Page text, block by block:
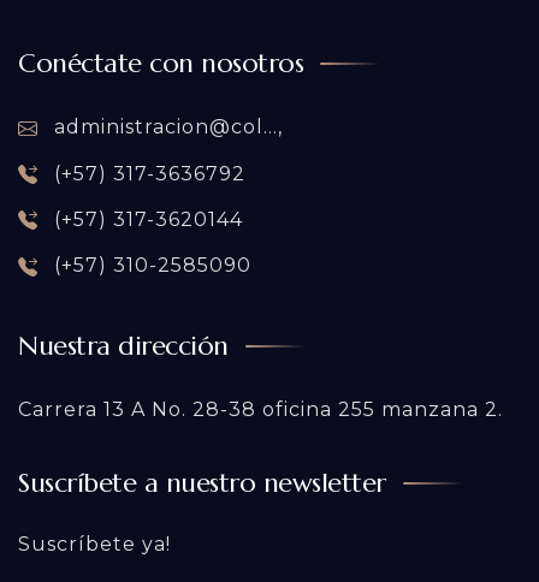
Conéctate con nosotros
administracion@col...,
(+57) 317-3636792
(+57) 317-3620144
(+57) 310-2585090
Nuestra dirección
Carrera 13 A No. 28-38 oficina 255 manzana 2.
Suscríbete a nuestro newsletter
Suscríbete ya!